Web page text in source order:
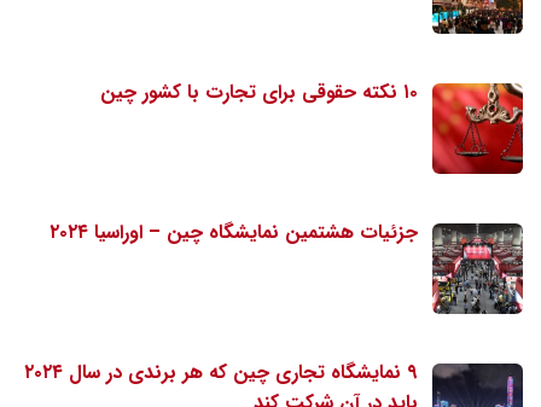
۱۰ نکته حقوقی برای تجارت با کشور چین
جزئیات هشتمین نمایشگاه چین – اوراسیا ۲۰۲۴
۹ نمایشگاه تجاری چین که هر برندی در سال ۲۰۲۴